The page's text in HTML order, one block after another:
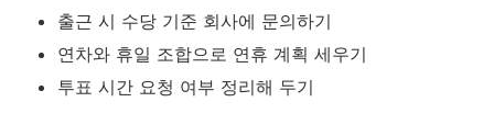
출근 시 수당 기준 회사에 문의하기
연차와 휴일 조합으로 연휴 계획 세우기
투표 시간 요청 여부 정리해 두기